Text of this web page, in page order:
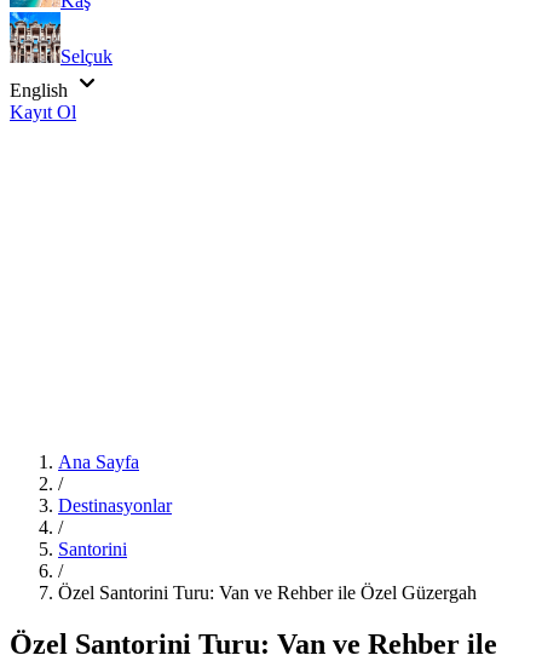
Selçuk
English
Kayıt Ol
Ana Sayfa
/
Destinasyonlar
/
Santorini
/
Özel Santorini Turu: Van ve Rehber ile Özel Güzergah
Özel Santorini Turu: Van ve Rehber ile